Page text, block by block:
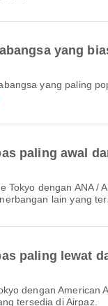
yang
yang paling
paling awal
lain yang
paling lewat
tersedia di Airpaz.